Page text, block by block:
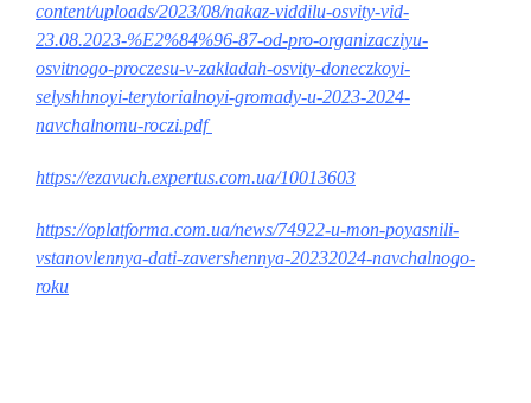
content/uploads/2023/08/nakaz-viddilu-osvity-vid-
23.08.2023-%E2%84%96-87-od-pro-organizacziyu-
osvitnogo-proczesu-v-zakladah-osvity-doneczkoyi-
selyshhnoyi-terytorialnoyi-gromady-u-2023-2024-
navchalnomu-roczi.pdf
https://ezavuch.expertus.com.ua/10013603
https://oplatforma.com.ua/news/74922-u-mon-poyasnili-
vstanovlennya-dati-zavershennya-20232024-navchalnogo-
roku